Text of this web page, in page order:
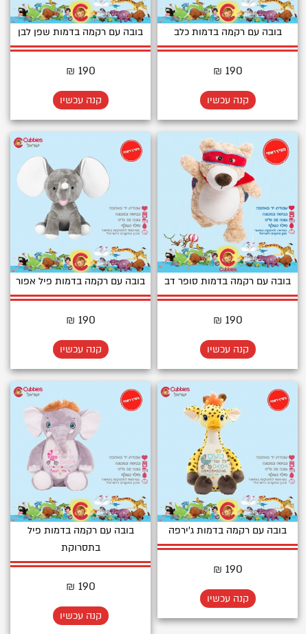
בובה עם רקמה בדמות כלב
190 ₪
קנה עכשיו
בובה עם רקמה בדמות שפן לבן
190 ₪
קנה עכשיו
בובה עם רקמה בדמות סופר דב
190 ₪
קנה עכשיו
בובה עם רקמה בדמות פיל אפור
190 ₪
קנה עכשיו
בובה עם רקמה בדמות ג'ירפה
190 ₪
קנה עכשיו
בובה עם רקמה בדמות פיל
בתסרוקת
190 ₪
קנה עכשיו